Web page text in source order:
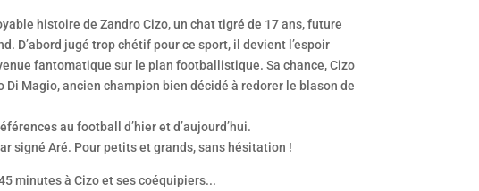
histoire de Zandro Cizo, un chat tigré de 17 ans, future
D’abord jugé trop chétif pour ce sport, il devient l’espoir
fantomatique sur le plan footballistique. Sa chance, Cizo
Di Magio, ancien champion bien décidé à redorer le blason de
au football d’hier et d’aujourd’hui.
signé Aré. Pour petits et grands, sans hésitation !
minutes à Cizo et ses coéquipiers...